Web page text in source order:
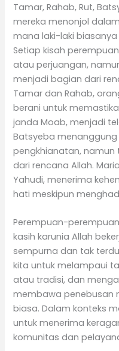
Tamar, Rahab, Rut,
mereka menonjol
mana laki-laki
Setiap kisah
atau perjuangan,
menjadi bagian dari
Tamar dan Rahab,
berani untuk
janda Moab, menjadi
Batsyeba
pengkhianatan,
dari rencana Allah.
Yahudi, menerima
hati meskipun
Perempuan-
kasih karunia Allah
sempurna dan tak
kita untuk melampaui
atau tradisi, dan
membawa penebusan
biasa. Dalam konteks
untuk menerima
komunitas dan